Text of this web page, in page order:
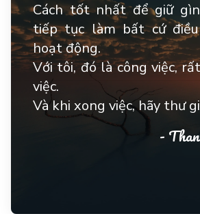
Cách tốt nhất để giữ
tiếp tục làm bất cứ
hoạt động.
Với tôi, đó là công việc,
việc.
Và khi xong việc, hãy thư
-